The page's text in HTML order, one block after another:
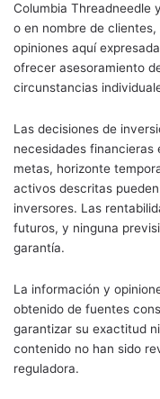
Columbia Threadneedle
o en nombre de
opiniones aquí
ofrecer asesoramiento
circunstancias
Las decisiones de
necesidades financieras
metas, horizonte
activos descritas
inversores. Las
futuros, y ninguna
garantía.
La información y
obtenido de fuentes
garantizar su exactitud
contenido no han sido
reguladora.